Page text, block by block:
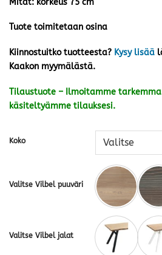
Tuote toimitetaan osina
Kiinnostuitko tuotteesta? Kysy lisää
Kaakon myymälästä.
Tilaustuote – Ilmoitamme
käsiteltyämme tilauksesi.
Koko
Valitse Vilbel puuväri
Valitse Vilbel jalat